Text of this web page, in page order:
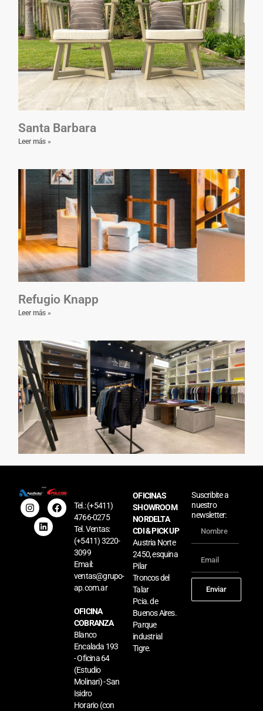
Santa Barbara
Leer más »
Refugio Knapp
Leer más »
Leer más »
Remodelación Cocina
Tel.:(+5411)
4766-0275
Tel. Ventas:
(+5411) 3220-
3099
Email:
ventas@grupo-
ap.com.ar
OFICINA
COBRANZA
Blanco
Encalada 193
- Oficina 64
(Estudio
Molinari) - San
Isidro
Horario (con
OFICINAS
SHOWROOM
NORDELTA
CDI & PICK UP
Austria Norte
2450, esquina
Pilar
Troncos del
Talar
Pcia. de
Buenos Aires.
Parque
industrial
Tigre.
Suscribite a
nuestro
newsletter:
Enviar